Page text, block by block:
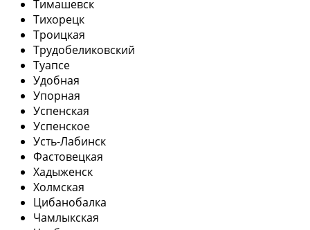
Тимашевск
Тихорецк
Троицкая
Трудобеликовский
Туапсе
Удобная
Упорная
Успенская
Успенское
Усть-Лабинск
Фастовецкая
Хадыженск
Холмская
Цибанобалка
Чамлыкская